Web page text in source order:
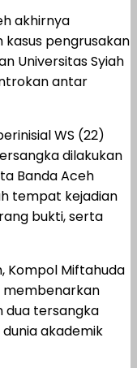
akhirnya
pengrusakan
Universitas Syiah
antar
WS (22)
dilakukan
Banda Aceh
tempat kejadian
bukti, serta
Kompol Miftahuda
membenarkan
dua tersangka
akademik